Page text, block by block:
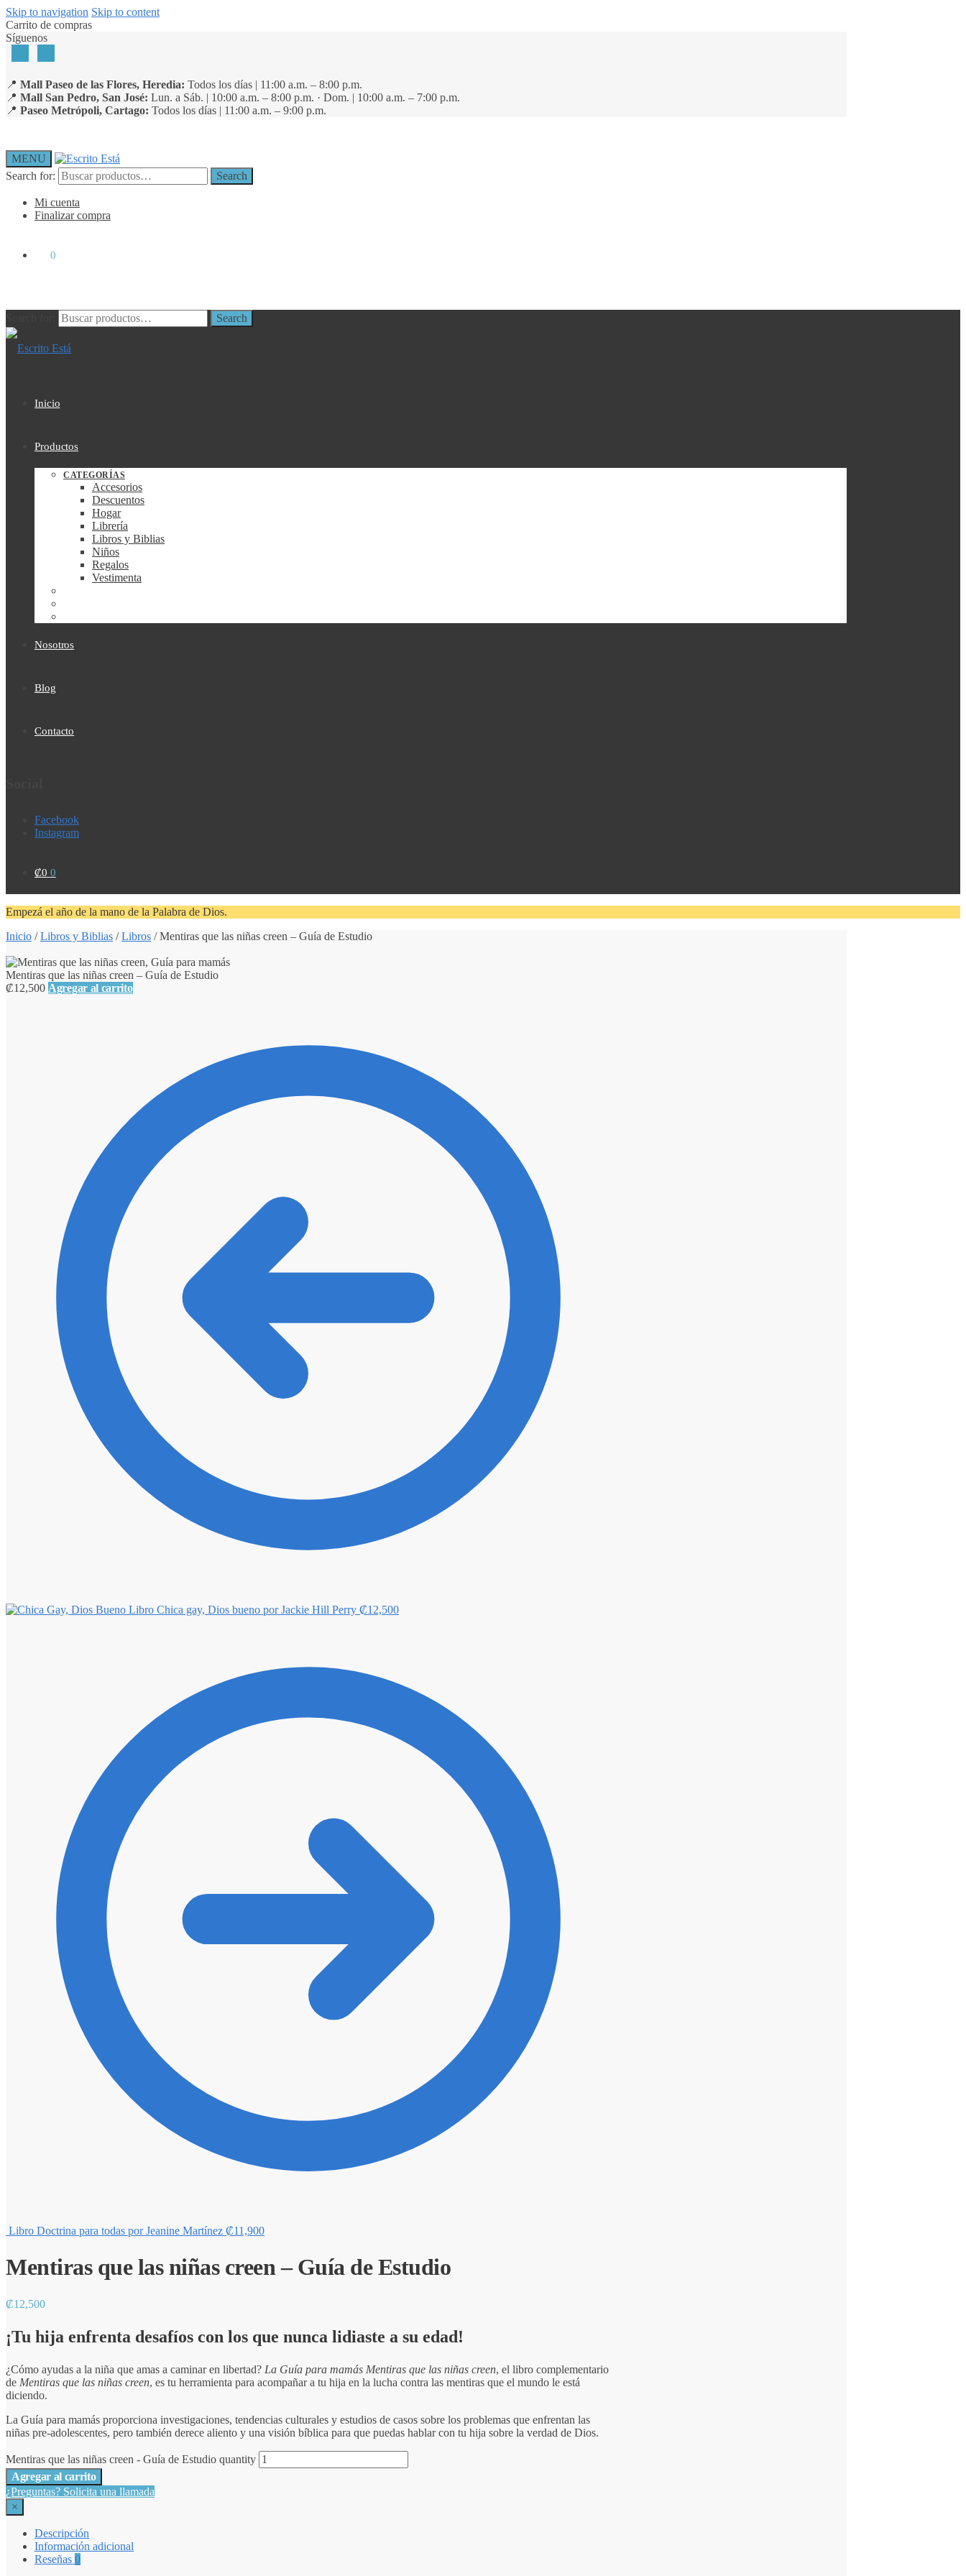
Skip to navigation Skip to content
Carrito de compras
Síguenos
📍 Mall Paseo de las Flores, Heredia: Todos los días | 11:00 a.m. – 8:00 p.m.
📍 Mall San Pedro, San José: Lun. a Sáb. | 10:00 a.m. – 8:00 p.m. · Dom. | 10:00 a.m. – 7:00 p.m.
📍 Paseo Metrópoli, Cartago: Todos los días | 11:00 a.m. – 9:00 p.m.
MENU
Search for:
Search
Mi cuenta
Finalizar compra
0
Search
Inicio
Productos
CATEGORÍAS
Accesorios
Descuentos
Hogar
Librería
Libros y Biblias
Niños
Regalos
Vestimenta
Nosotros
Blog
Contacto
Facebook
Instagram
₡0 0
Empezá el año de la mano de la Palabra de Dios.
Inicio /Libros y Biblias /Libros /Mentiras que las niñas creen – Guía de Estudio
Mentiras que las niñas creen – Guía de Estudio
₡12,500 Agregar al carrito
Libro Chica gay, Dios bueno por Jackie Hill Perry ₡12,500
Libro Doctrina para todas por Jeanine Martínez ₡11,900
Mentiras que las niñas creen – Guía de Estudio
₡12,500
¡Tu hija enfrenta desafíos con los que nunca lidiaste a su edad!
¿Cómo ayudas a la niña que amas a caminar en libertad? La Guía para mamás Mentiras que las niñas creen, el libro complementario
de Mentiras que las niñas creen, es tu herramienta para acompañar a tu hija en la lucha contra las mentiras que el mundo le está
diciendo.
La Guía para mamás proporciona investigaciones, tendencias culturales y estudios de casos sobre los problemas que enfrentan las
niñas pre-adolescentes, pero también derece aliento y una visión bíblica para que puedas hablar con tu hija sobre la verdad de Dios.
Mentiras que las niñas creen - Guía de Estudio quantity
Agregar al carrito
¿Preguntas? Solicita una llamada
×
Descripción
Información adicional
Reseñas 0